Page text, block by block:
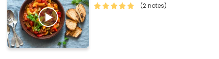
(2 notes)